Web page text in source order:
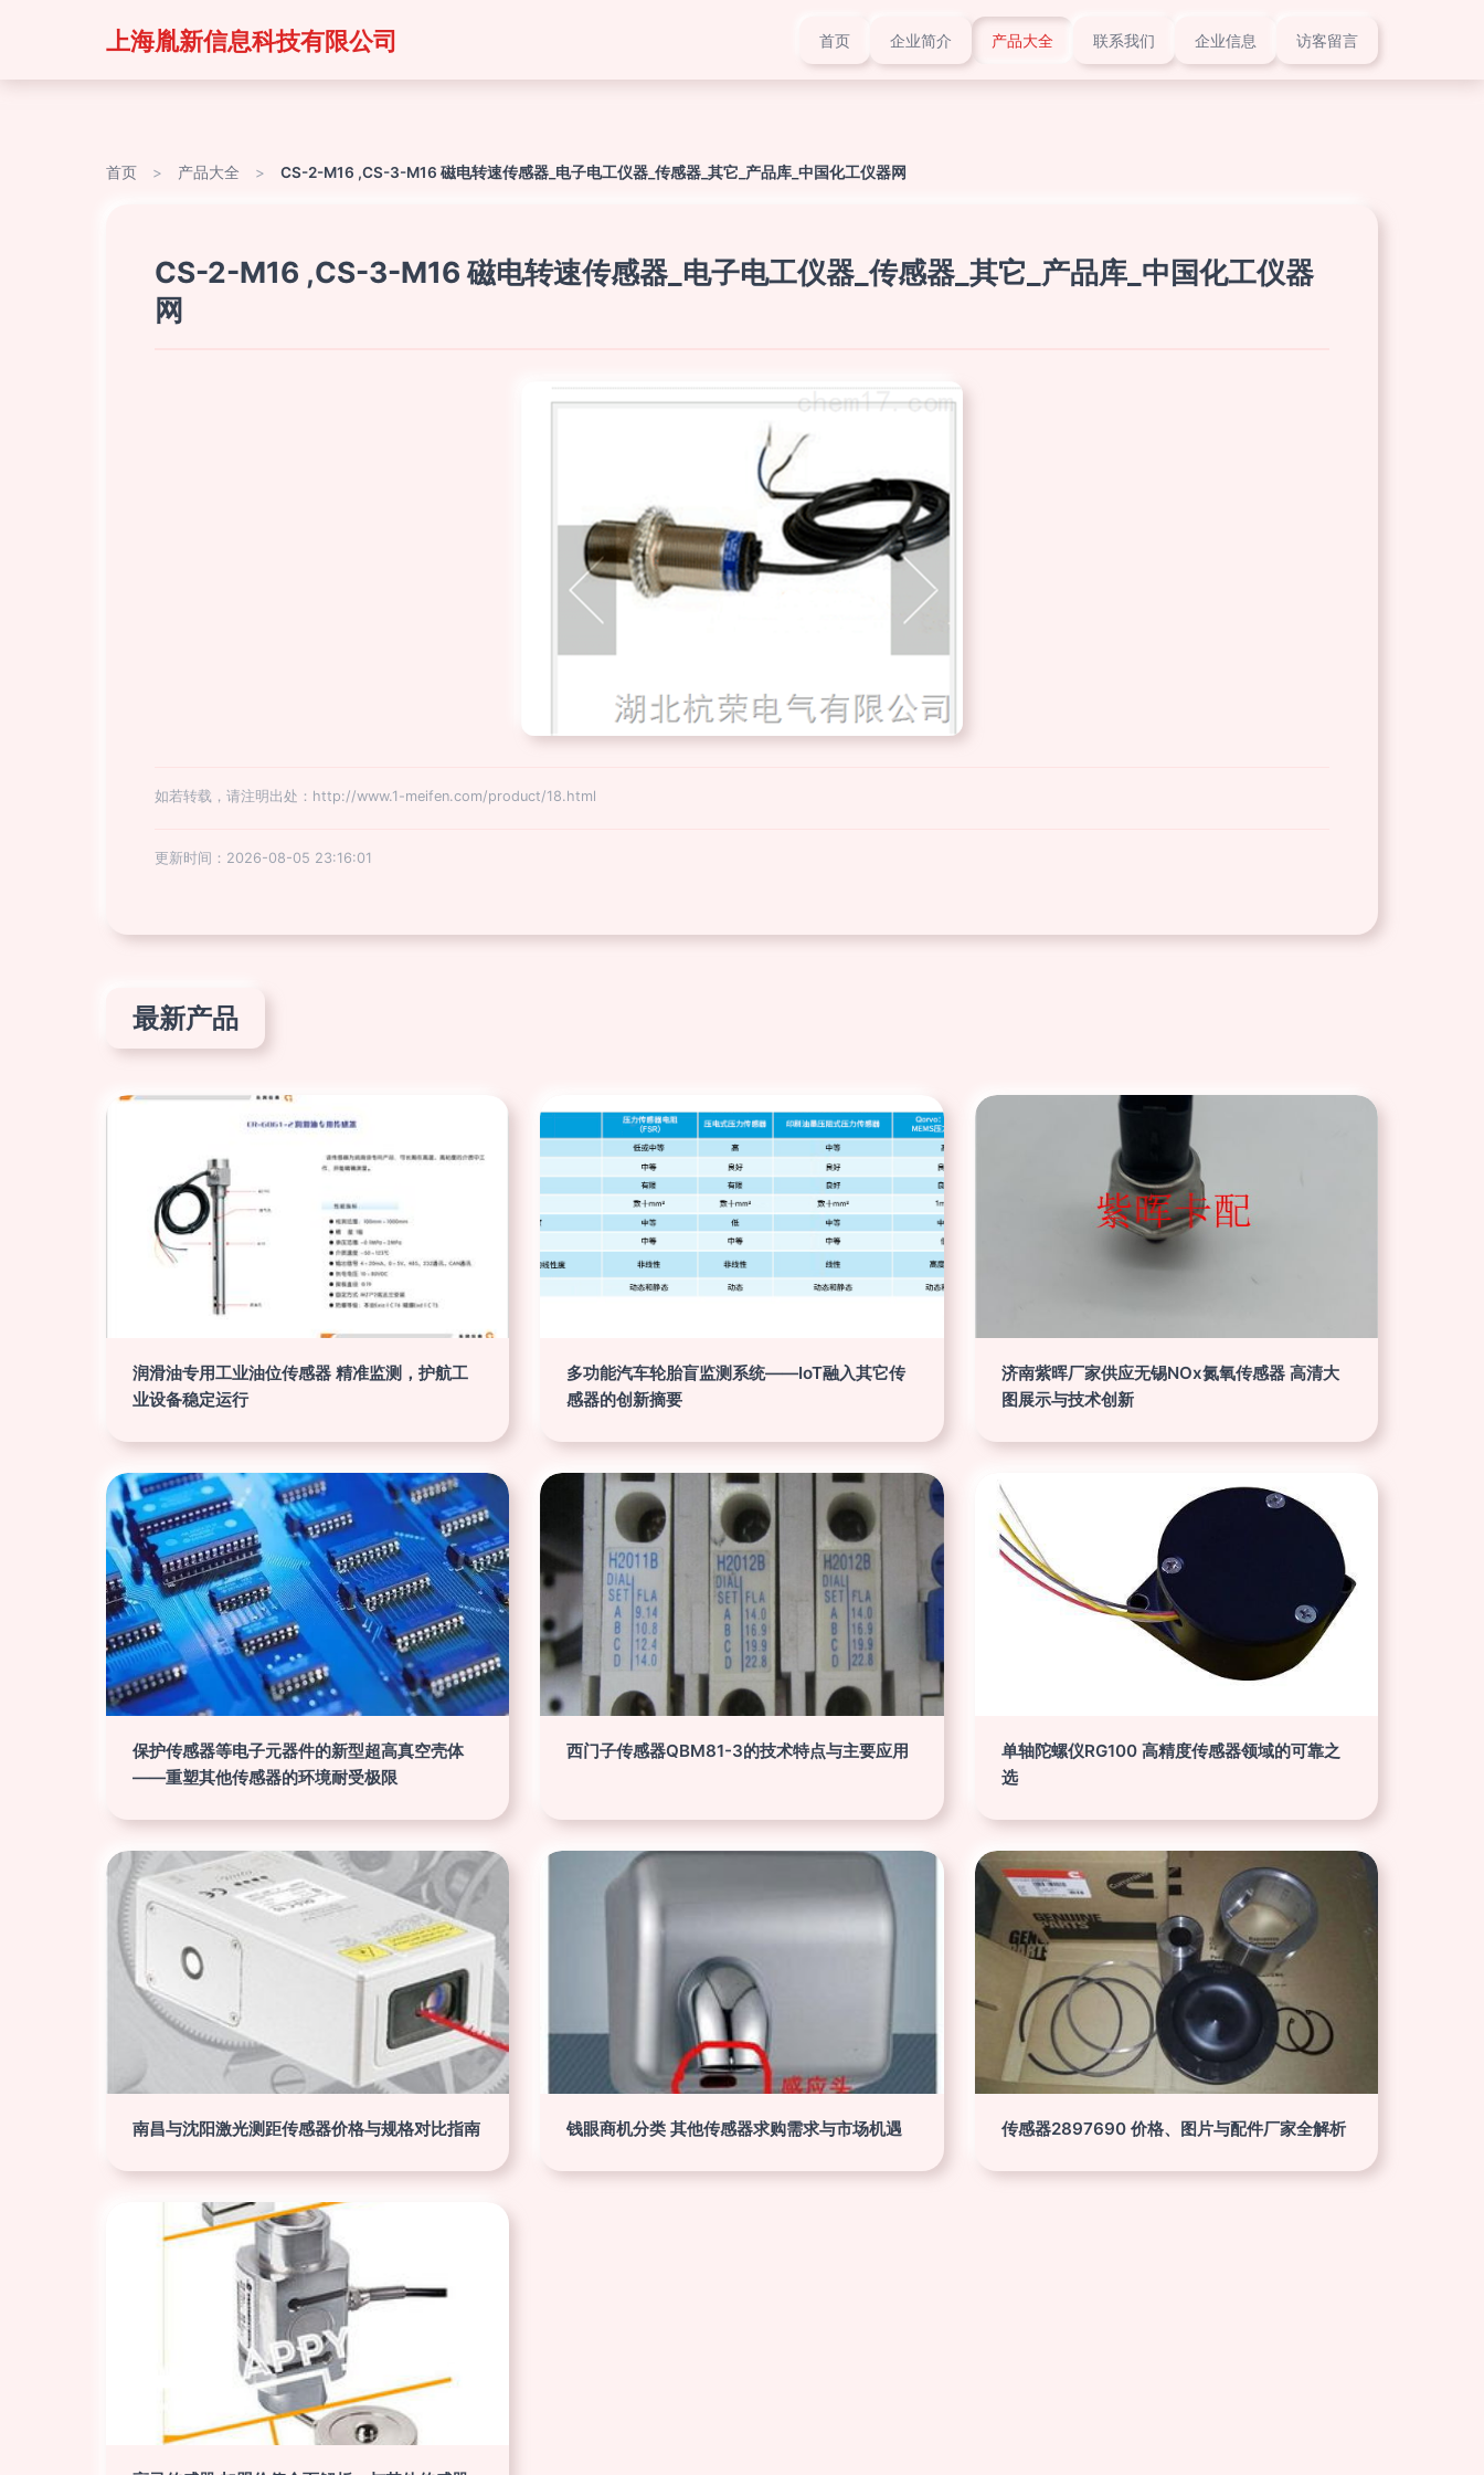
上海胤新信息科技有限公司 首页 企业简介 产品大全 联系我们 企业信息 访客留言
首页 > 产品大全 > CS-2-M16 ,CS-3-M16 磁电转速传感器_电子电工仪器_传感器_其它_产品库_中国化工仪器网
CS-2-M16 ,CS-3-M16 磁电转速传感器_电子电工仪器_传感器_其它_产品库_中国化工仪器
网
如若转载，请注明出处：http://www.1-meifen.com/product/18.html
更新时间：2026-08-05 23:16:01
最新产品
润滑油专用工业油位传感器 精准监测，护航工
业设备稳定运行
多功能汽车轮胎盲监测系统——IoT融入其它传
感器的创新摘要
济南紫晖厂家供应无锡NOx氮氧传感器 高清大
图展示与技术创新
保护传感器等电子元器件的新型超高真空壳体
——重塑其他传感器的环境耐受极限
西门子传感器QBM81-3的技术特点与主要应用
单轴陀螺仪RG100 高精度传感器领域的可靠之
选
南昌与沈阳激光测距传感器价格与规格对比指南 钱眼商机分类 其他传感器求购需求与市场机遇 传感器2897690 价格、图片与配件厂家全解析